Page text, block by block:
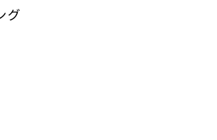
グ